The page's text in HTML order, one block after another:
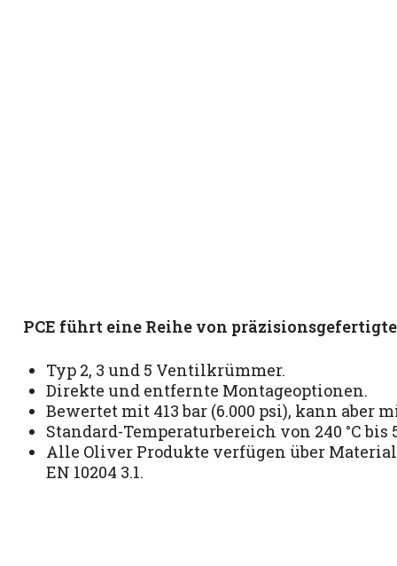
PCE führt eine Reihe von
Typ 2, 3 und 5 Ventilkrümmer.
Direkte und entfernte Montageoptionen.
Bewertet mit 413 bar (6.000 psi), kann aber
Standard-Temperaturbereich von 240 °C bis
Alle Oliver Produkte verfügen über
EN 10204 3.1.